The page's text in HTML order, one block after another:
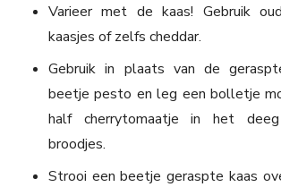
Varieer met de kaas! Gebruik
kaasjes of zelfs cheddar.
Gebruik in plaats van de
beetje pesto en leg een bolletje
half cherrytomaatje in het
broodjes.
Strooi een beetje geraspte kaas